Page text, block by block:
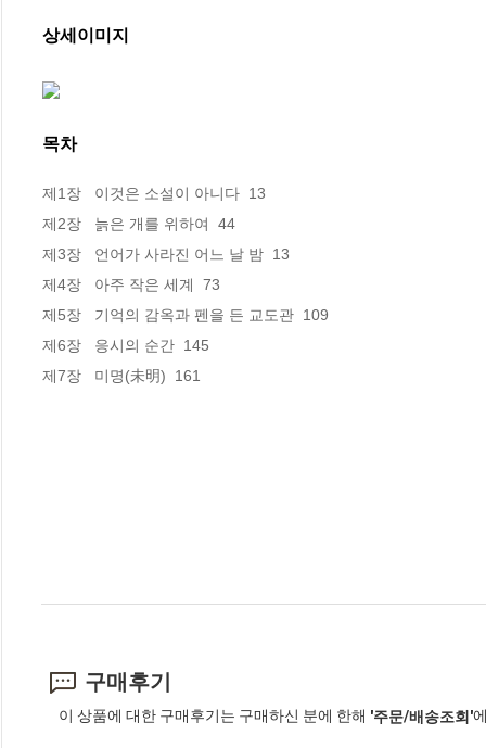
상세이미지
목차
제1장   이것은 소설이 아니다  13
제2장   늙은 개를 위하여  44
제3장   언어가 사라진 어느 날 밤  13
제4장   아주 작은 세계  73
제5장   기억의 감옥과 펜을 든 교도관  109
제6장   응시의 순간  145
제7장   미명(未明)  161
구매후기
이 상품에 대한 구매후기는 구매하신 분에 한해 '주문/배송조회'